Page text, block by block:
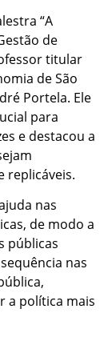
“A
de
titular
de São
Portela. Ele
para
e destacou a
replicáveis.
nas
de modo a
públicas
nas
a política mais